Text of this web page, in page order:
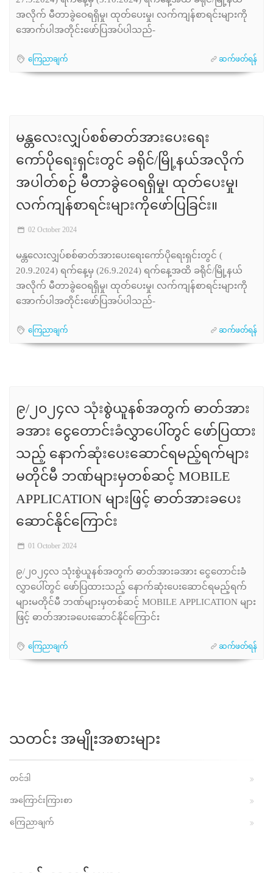
အလိုက် မီတာခွဲဝေရရှိမှု၊ ထုတ်ပေးမှု၊ လက်ကျန်စာရင်းများကို
အောက်ပါအတိုင်းဖော်ပြအပ်ပါသည်-
ကြေညာချက် ဆက်ဖတ်ရန်
မန္တလေးလျှပ်စစ်ဓာတ်အားပေးရေး
ကော်ပိုရေးရှင်းတွင် ခရိုင်/မြို့နယ်အလိုက်
အပါတ်စဉ် မီတာခွဲဝေရရှိမှု၊ ထုတ်ပေးမှု၊
လက်ကျန်စာရင်းများကိုဖော်ပြခြင်း။
02 October 2024
မန္တလေးလျှပ်စစ်ဓာတ်အားပေးရေးကော်ပိုရေးရှင်းတွင် (
20.9.2024) ရက်နေ့မှ (26.9.2024) ရက်နေ့အထိ ခရိုင်/မြို့နယ်
အလိုက် မီတာခွဲဝေရရှိမှု၊ ထုတ်ပေးမှု၊ လက်ကျန်စာရင်းများကို
အောက်ပါအတိုင်းဖော်ပြအပ်ပါသည်-
ကြေညာချက် ဆက်ဖတ်ရန်
၉/၂၀၂၄လ သုံးစွဲယူနစ်အတွက် ဓာတ်အား
ခအား ငွေတောင်းခံလွှာပေါ်တွင် ဖော်ပြထား
သည့် နောက်ဆုံးပေးဆောင်ရမည့်ရက်များ
မတိုင်မီ ဘဏ်များမှတစ်ဆင့် MOBILE
APPLICATION များဖြင့် ဓာတ်အားခပေး
ဆောင်နိုင်ကြောင်း
01 October 2024
၉/၂၀၂၄လ သုံးစွဲယူနစ်အတွက် ဓာတ်အားခအား ငွေတောင်းခံ
လွှာပေါ်တွင် ဖော်ပြထားသည့် နောက်ဆုံးပေးဆောင်ရမည့်ရက်
များမတိုင်မီ ဘဏ်များမှတစ်ဆင့် MOBILE APPLICATION များ
ဖြင့် ဓာတ်အားခပေးဆောင်နိုင်ကြောင်း
ကြေညာချက် ဆက်ဖတ်ရန်
သတင်း အမျိုးအစားများ
တင်ဒါ
အကြောင်းကြားစာ
ကြေညာချက်